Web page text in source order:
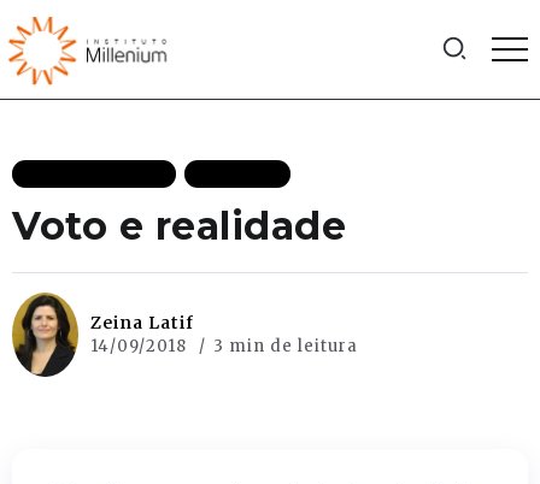
Voto e realidade
Zeina Latif
14/09/2018 3 min de leitura